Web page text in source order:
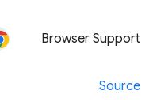
Browser Support
Source